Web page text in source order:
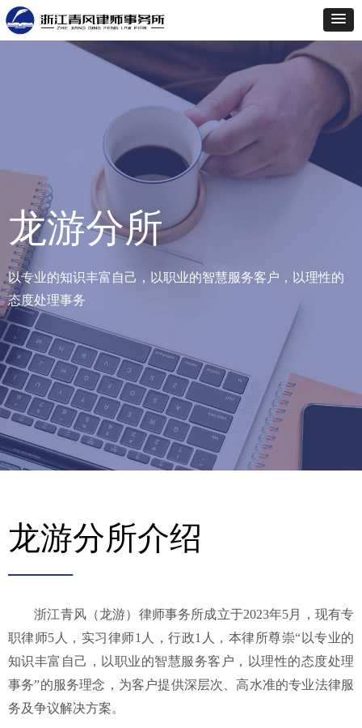
浙江青风（龙游）律师事务所成立于2023年5月，现有专
职律师5人，实习律师1人，行政1人，本律所尊崇“以专业的
知识丰富自己，以职业的智慧服务客户，以理性的态度处理
事务”的服务理念，为客户提供深层次、高水准的专业法律服
务及争议解决方案。
龙游分所介绍
——
龙游分所
以专业的知识丰富自己，以职业的智慧服务客户，以理性的
态度处理事务